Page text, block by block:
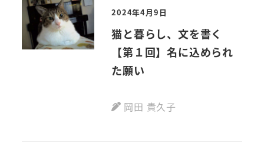
2024年4月9日
猫と暮らし、文を書く
【第１回】名に込められ
た願い
岡田 貴久子